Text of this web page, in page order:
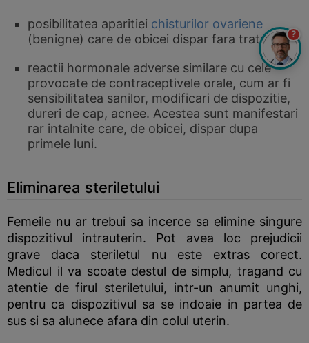
posibilitatea aparitiei chisturilor ovariene
(benigne) care de obicei dispar fara tratament
reactii hormonale adverse similare cu cele
provocate de contraceptivele orale, cum ar fi
sensibilitatea sanilor, modificari de dispozitie,
dureri de cap, acnee. Acestea sunt manifestari
rar intalnite care, de obicei, dispar dupa
primele luni.
Eliminarea steriletului
Femeile nu ar trebui sa incerce sa elimine singure
dispozitivul intrauterin. Pot avea loc prejudicii
grave daca steriletul nu este extras corect.
Medicul il va scoate destul de simplu, tragand cu
atentie de firul steriletului, intr-un anumit unghi,
pentru ca dispozitivul sa se indoaie in partea de
sus si sa alunece afara din colul uterin.
?